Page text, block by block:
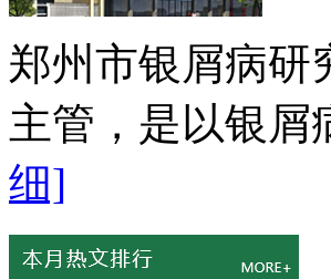
郑州市银屑病研
主管，是以银屑
细]